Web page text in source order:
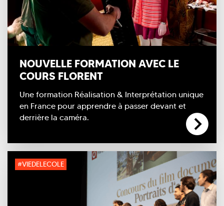
NOUVELLE FORMATION AVEC LE
COURS FLORENT
Une formation Réalisation & Interprétation unique
en France pour apprendre à passer devant et
derrière la caméra.
#VIEDELECOLE